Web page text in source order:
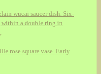
wucai saucer dish. Six-
within a double ring in
rose square vase. Early